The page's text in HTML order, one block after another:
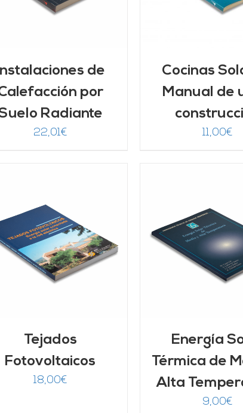
de
por
Radiante
22,01€
Cocinas
Manual de
11,00€
Tejados
Fotovoltaicos
18,00€
Valorado
con5.00de 5
AÑADIR AL CARRITO
DETALLES
Energía
Térmica de
Alta
9,00€
AÑADIR AL